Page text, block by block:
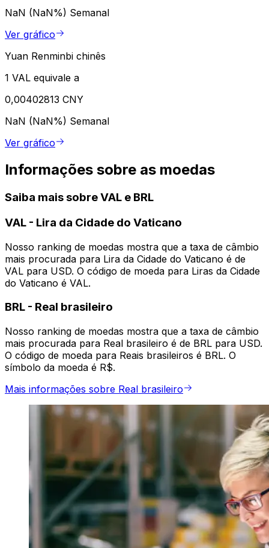
NaN (NaN%) Semanal
Ver gráfico
Yuan Renminbi chinês
1 VAL equivale a
0,00402813 CNY
NaN (NaN%) Semanal
Ver gráfico
Informações sobre as moedas
Saiba mais sobre VAL e BRL
VAL - Lira da Cidade do Vaticano
Nosso ranking de moedas mostra que a taxa de câmbio
mais procurada para Lira da Cidade do Vaticano é de
VAL para USD. O código de moeda para Liras da Cidade
do Vaticano é VAL.
BRL - Real brasileiro
Nosso ranking de moedas mostra que a taxa de câmbio
mais procurada para Real brasileiro é de BRL para USD.
O código de moeda para Reais brasileiros é BRL. O
símbolo da moeda é R$.
Mais informações sobre Real brasileiro